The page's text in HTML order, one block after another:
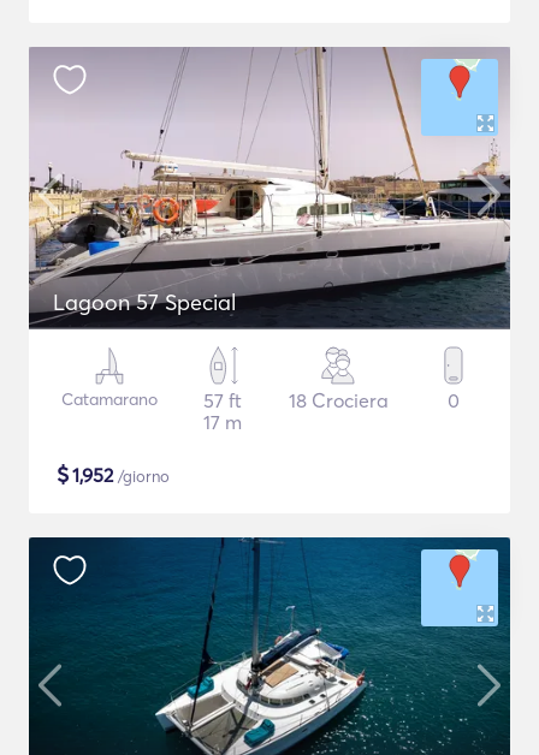
Lagoon 57 Special
Catamarano
57 ft
17 m
18 Crociera 0
$1,952/giorno